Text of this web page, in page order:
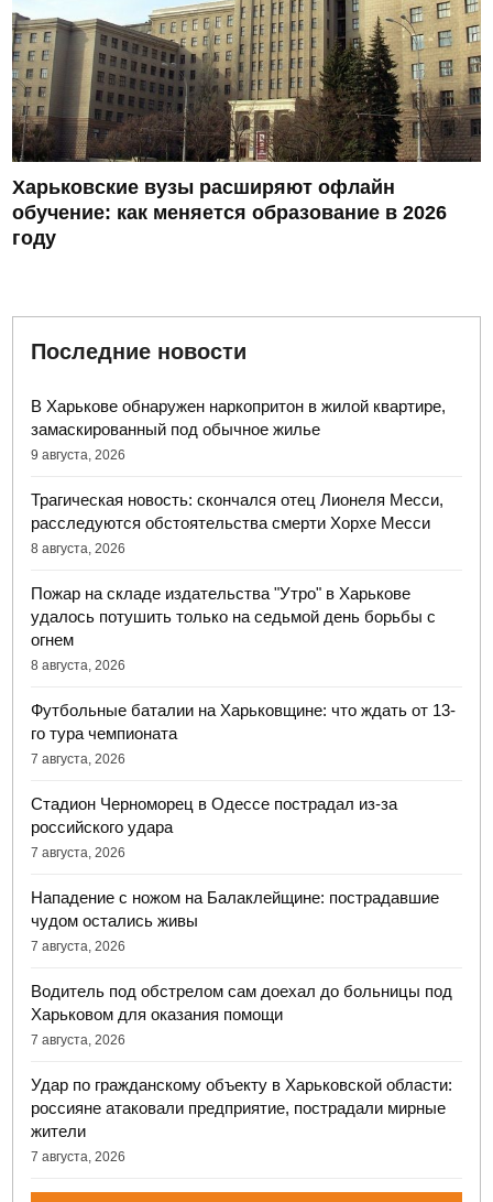
Харьковские вузы расширяют офлайн
обучение: как меняется образование в 2026
году
Последние новости
В Харькове обнаружен наркопритон в жилой квартире,
замаскированный под обычное жилье
9 августа, 2026
Трагическая новость: скончался отец Лионеля Месси,
расследуются обстоятельства смерти Хорхе Месси
8 августа, 2026
Пожар на складе издательства "Утро" в Харькове
удалось потушить только на седьмой день борьбы с
огнем
8 августа, 2026
Футбольные баталии на Харьковщине: что ждать от 13-
го тура чемпионата
7 августа, 2026
Стадион Черноморец в Одессе пострадал из-за
российского удара
7 августа, 2026
Нападение с ножом на Балаклейщине: пострадавшие
чудом остались живы
7 августа, 2026
Водитель под обстрелом сам доехал до больницы под
Харьковом для оказания помощи
7 августа, 2026
Удар по гражданскому объекту в Харьковской области:
россияне атаковали предприятие, пострадали мирные
жители
7 августа, 2026